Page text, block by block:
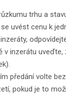
trhu a
uvést cenu k
v inzerátu uveďte,
předání volte
pokud je to